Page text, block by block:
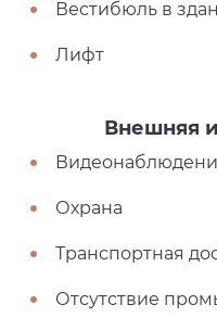
Вестибюль в
Лифт
Внешняя
Охрана
Транспортная
Отсутствие